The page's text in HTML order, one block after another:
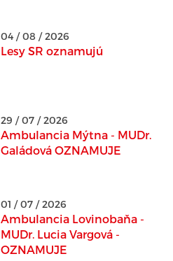
04 / 08 / 2026
Lesy SR oznamujú
29 / 07 / 2026
Ambulancia Mýtna - MUDr.
Galádová OZNAMUJE
01 / 07 / 2026
Ambulancia Lovinobaňa -
MUDr. Lucia Vargová -
OZNAMUJE